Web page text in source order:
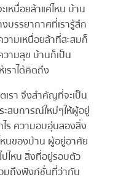
เหนื่อยล้าแค่ไหน บ้าน
บรรยากาศที่เรารู้สึก
วามเหนื่อยล้าที่สะสมก็
วามสุข บ้านก็เป็น
เราได้คิดถึง
รา จึงสำคัญที่จะเป็น
สบการณ์ใหม่ๆให้ผู้อยู่
ไร ความอบอุ่นสองสิ่ง
หนของบ้าน ผู้อยู่อาศัย
ปไหน สิ่งที่อยู่รอบตัว
วมถึงฟังก์ชั่นที่ว่ากัน